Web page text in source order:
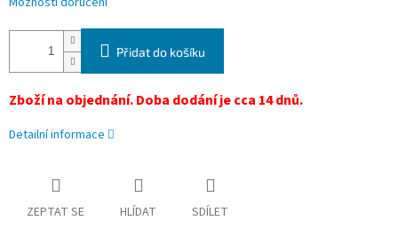
Přidat do košíku
Zboží na objednání. Doba dodání jecca 14 dnů.
Detailní informace
ZEPTAT SE HLÍDAT SDÍLET